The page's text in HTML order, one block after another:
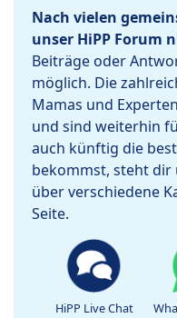
Nach vielen
unser HiPP Forum
Beiträge oder
möglich. Die
Mamas und
und sind weiterhin
auch künftig die
bekommst, steht dir
über verschiedene
Seite.
HiPP Live Chat